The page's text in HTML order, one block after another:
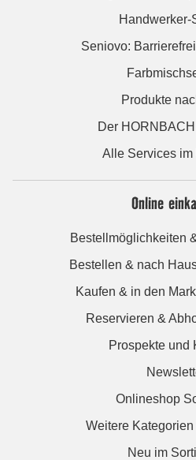
Handwerker-
Seniovo:
Produkte
Der
Alle Services
Online
Bestellmöglichkeiten
Bestellen & nach
Kaufen & in den
Reservieren &
Prospekte und
Onlineshop
Weitere
Neu im